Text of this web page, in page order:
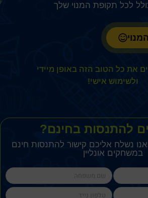
לכל תקופת המנוי שלך
את כל הטוב הזה באופן מיידי
ולשימוש אישי!
להתנסות בחינם?
נשלח אליכם קישור להתנסות חינם
במשחקים אונליין
lastName
cellPhone